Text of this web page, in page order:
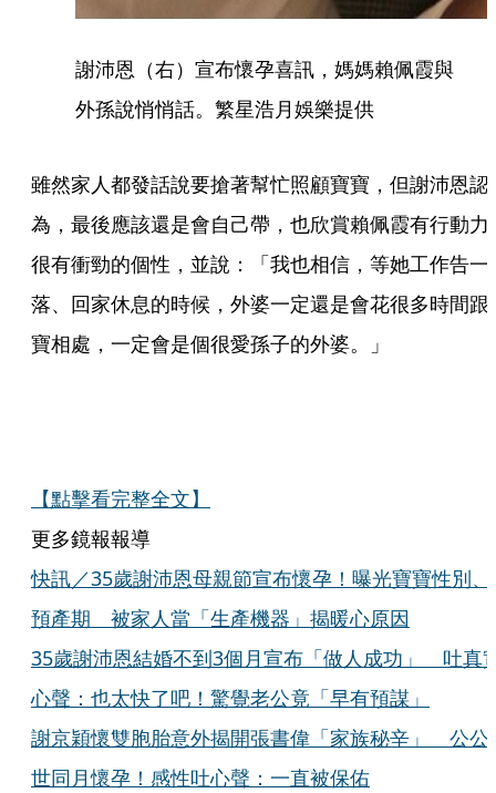
謝沛恩（右）宣布懷孕喜訊，媽媽賴佩霞與
外孫說悄悄話。繁星浩月娛樂提供
雖然家人都發話說要搶著幫忙照顧寶寶，但謝沛恩認
為，最後應該還是會自己帶，也欣賞賴佩霞有行動力
很有衝勁的個性，並說：「我也相信，等她工作告一
落、回家休息的時候，外婆一定還是會花很多時間跟
寶相處，一定會是個很愛孫子的外婆。」
【點擊看完整全文】
更多鏡報報導
快訊／35歲謝沛恩母親節宣布懷孕！曝光寶寶性別、
預產期 被家人當「生產機器」揭暖心原因
35歲謝沛恩結婚不到3個月宣布「做人成功」 吐真
心聲：也太快了吧！驚覺老公竟「早有預謀」
謝京穎懷雙胞胎意外揭開張書偉「家族秘辛」 公公
世同月懷孕！感性吐心聲：一直被保佑